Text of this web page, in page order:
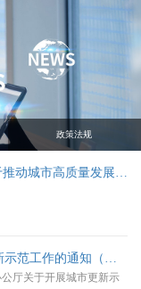
政策法规
转发 | 中共中央 国务院关于推动城市高质量发展的意见
厅关于开展城市更新示